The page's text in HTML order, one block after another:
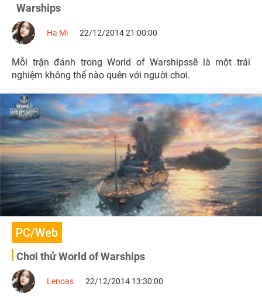
Warships
Ha Mi 22/12/2014 21:00:00
Mỗi trận đánh trong World of Warshipssẽ là một trải
nghiệm không thể nào quên với người chơi.
PC/Web
Chơi thử World of Warships
Lenoas 22/12/2014 13:30:00